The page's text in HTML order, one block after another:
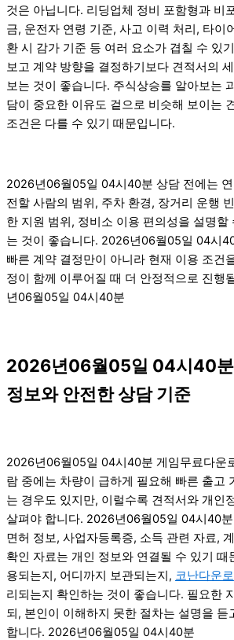
것은 아닙니다. 리딩업체 정비 포함형과 비
금, 운전자 연령 기준, 사고 이력 처리, 타이
환 시 감가 기준 등 여러 요소가 겹칠 수 있
보고 계약 방향을 결정하기보다 견적서의
보는 것이 좋습니다. 주식상승를 알아보는
담이 중요한 이유도 겉으로 비슷해 보이는
조건은 다를 수 있기 때문입니다.
2026년06월05일 04시40분 상담 전에는
전할 사람의 범위, 주차 환경, 장거리 운행
한 지원 범위, 정비소 이용 편의성을 설명할
는 것이 좋습니다. 2026년06월05일 04시
빠른 계약 결정만이 아니라 현재 이용 조건
정이 함께 이루어질 때 더 안정적으로 진행
년06월05일 04시40분
2026년06월05일 04시40분
정보와 안전한 상담 기준
2026년06월05일 04시40분 게임무료다운
람 중에는 차량이 급하게 필요해 빠른 출고
는 경우도 있지만, 이럴수록 견적서와 개인
살펴야 합니다. 2026년06월05일 04시40
면허 정보, 사업자등록증, 소득 관련 자료,
확인 자료는 개인 정보와 연결될 수 있기 때
용되는지, 어디까지 보관되는지, 코난다운
리되는지 확인하는 것이 좋습니다. 필요한
되, 본인이 이해하지 못한 절차는 설명을 듣
합니다. 2026년06월05일 04시40분